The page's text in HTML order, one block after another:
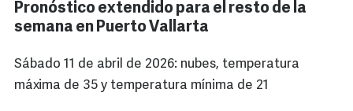
Pronóstico extendido para el resto de la
semana en Puerto Vallarta
Sábado 11 de abril de 2026: nubes, temperatura
máxima de 35 y temperatura mínima de 21